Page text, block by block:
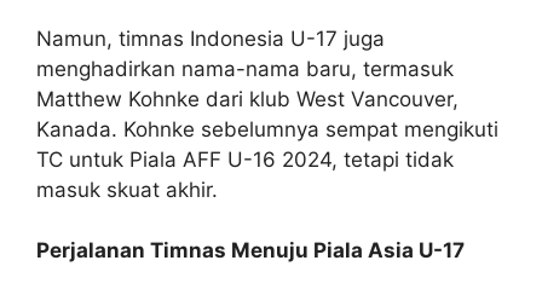
Namun, timnas Indonesia U-17 juga
menghadirkan nama-nama baru, termasuk
Matthew Kohnke dari klub West Vancouver,
Kanada. Kohnke sebelumnya sempat mengikuti
TC untuk Piala AFF U-16 2024, tetapi tidak
masuk skuat akhir.
Perjalanan Timnas Menuju Piala Asia U-17